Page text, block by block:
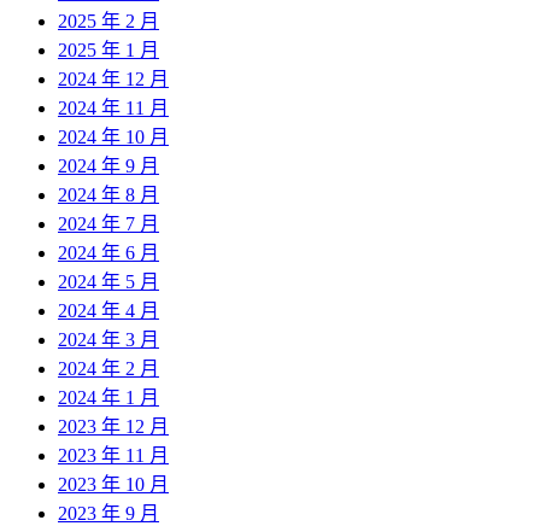
2025 年 2 月
2025 年 1 月
2024 年 12 月
2024 年 11 月
2024 年 10 月
2024 年 9 月
2024 年 8 月
2024 年 7 月
2024 年 6 月
2024 年 5 月
2024 年 4 月
2024 年 3 月
2024 年 2 月
2024 年 1 月
2023 年 12 月
2023 年 11 月
2023 年 10 月
2023 年 9 月